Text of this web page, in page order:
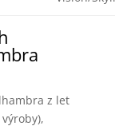
z let